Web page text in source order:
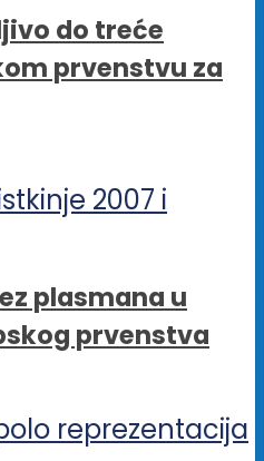
do treće
prvenstvu za
plasmana u
prvenstva